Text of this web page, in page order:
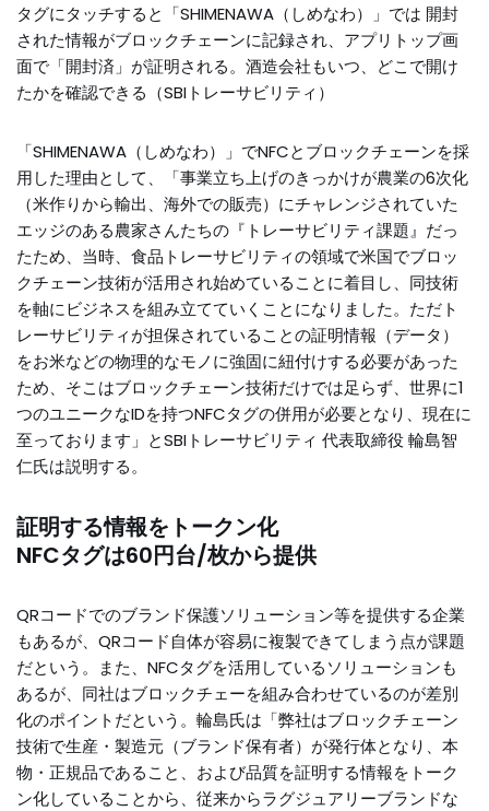
タグにタッチすると「SHIMENAWA（しめなわ）」では 開封
された情報がブロックチェーンに記録され、アプリトップ画
面で「開封済」が証明される。酒造会社もいつ、どこで開け
たかを確認できる（SBIトレーサビリティ）
「SHIMENAWA（しめなわ）」でNFCとブロックチェーンを採
用した理由として、「事業立ち上げのきっかけが農業の6次化
（米作りから輸出、海外での販売）にチャレンジされていた
エッジのある農家さんたちの『トレーサビリティ課題』だっ
たため、当時、食品トレーサビリティの領域で米国でブロッ
クチェーン技術が活用され始めていることに着目し、同技術
を軸にビジネスを組み立てていくことになりました。ただト
レーサビリティが担保されていることの証明情報（データ）
をお米などの物理的なモノに強固に紐付けする必要があった
ため、そこはブロックチェーン技術だけでは足らず、世界に1
つのユニークなIDを持つNFCタグの併用が必要となり、現在に
至っております」とSBIトレーサビリティ 代表取締役 輪島智
仁氏は説明する。
証明する情報をトークン化
NFCタグは60円台/枚から提供
QRコードでのブランド保護ソリューション等を提供する企業
もあるが、QRコード自体が容易に複製できてしまう点が課題
だという。また、NFCタグを活用しているソリューションも
あるが、同社はブロックチェーを組み合わせているのが差別
化のポイントだという。輪島氏は「弊社はブロックチェーン
技術で生産・製造元（ブランド保有者）が発行体となり、本
物・正規品であること、および品質を証明する情報をトーク
ン化していることから、従来からラグジュアリーブランドな